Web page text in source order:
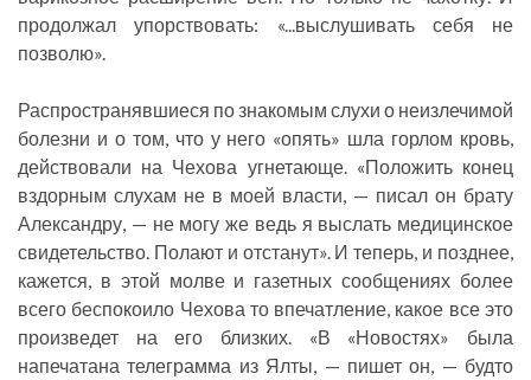
продолжал упорствовать: «...выслушивать себя не
позволю».
Распространявшиеся по знакомым слухи о неизлечимой
болезни и о том, что у него «опять» шла горлом кровь,
действовали на Чехова угнетающе. «Положить конец
вздорным слухам не в моей власти, — писал он брату
Александру, — не могу же ведь я выслать медицинское
свидетельство. Полают и отстанут». И теперь, и позднее,
кажется, в этой молве и газетных сообщениях более
всего беспокоило Чехова то впечатление, какое все это
произведет на его близких. «В «Новостях» была
напечатана телеграмма из Ялты, — пишет он, — будто